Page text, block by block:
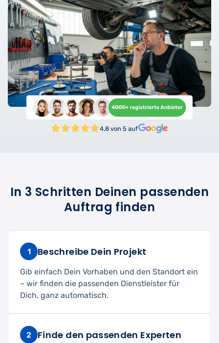
4,8 von 5 auf
In 3 Schritten Deinen passenden
Auftrag finden
1 Beschreibe Dein Projekt
Gib einfach Dein Vorhaben und den Standort ein
– wir finden die passenden Dienstleister für
Dich, ganz automatisch.
2 Finde den passenden Experten